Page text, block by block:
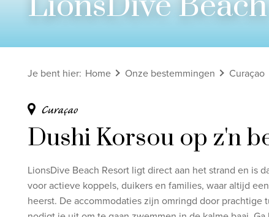
Bekijk alle rondreizen
Ontdek onze thema's
Huwelijksreis
Luxury
Bekijk alle thema's
Je bent hier: Home Onze bestemmingen Curaçao
Curaçao
Dushi Korsou op z'n
LionsDive Beach Resort ligt direct aan het strand en is
vooractieve koppels, duikers en families, waar altijd
heerst. De accommodaties zijn omringd door